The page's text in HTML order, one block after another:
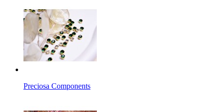
Preciosa Components